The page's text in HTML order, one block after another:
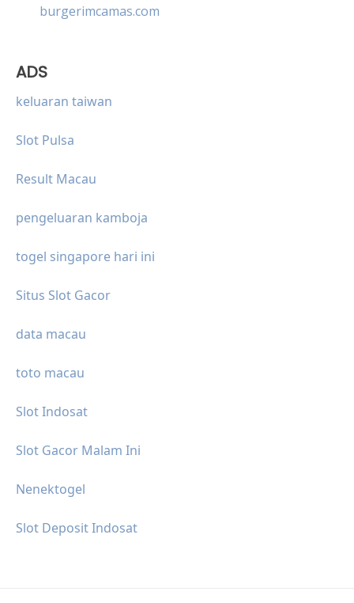
burgerimcamas.com
ADS
keluaran taiwan
Slot Pulsa
Result Macau
pengeluaran kamboja
togel singapore hari ini
Situs Slot Gacor
data macau
toto macau
Slot Indosat
Slot Gacor Malam Ini
Nenektogel
Slot Deposit Indosat